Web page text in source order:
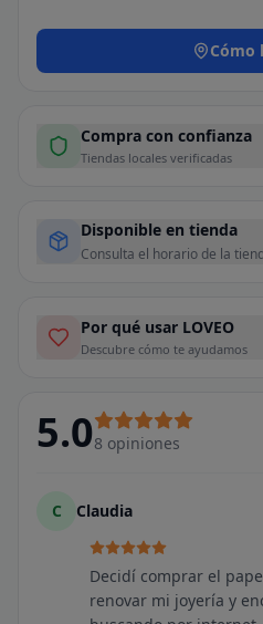
Cómo
Compra con confianza
Tiendas locales verificadas
Disponible en tienda
Consulta el horario de la
Por qué usar LOVEO
Descubre cómo te ayudamos
5.08 opiniones
C Claudia
Decidí comprar el
renovar mi joyería y